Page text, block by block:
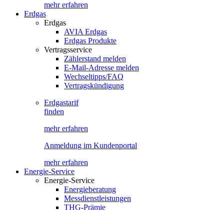
mehr erfahren
Erdgas
Erdgas
AVIA Erdgas
Erdgas Produkte
Vertragsservice
Zählerstand melden
E-Mail-Adresse melden
Wechseltipps/FAQ
Vertragskündigung
Erdgastarif
finden
mehr erfahren
Anmeldung im Kundenportal
mehr erfahren
Energie-Service
Energie-Service
Energieberatung
Messdienstleistungen
THG-Prämie